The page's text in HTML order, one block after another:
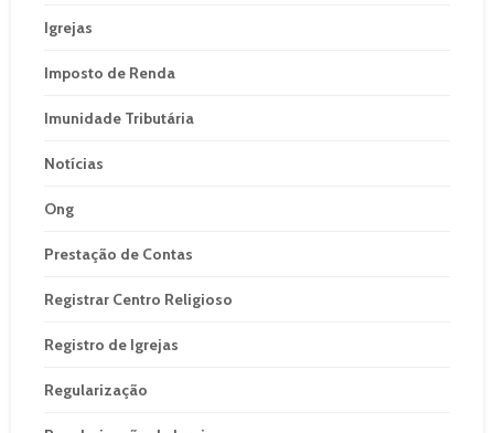
Igrejas
Imposto de Renda
Imunidade Tributária
Notícias
Ong
Prestação de Contas
Registrar Centro Religioso
Registro de Igrejas
Regularização